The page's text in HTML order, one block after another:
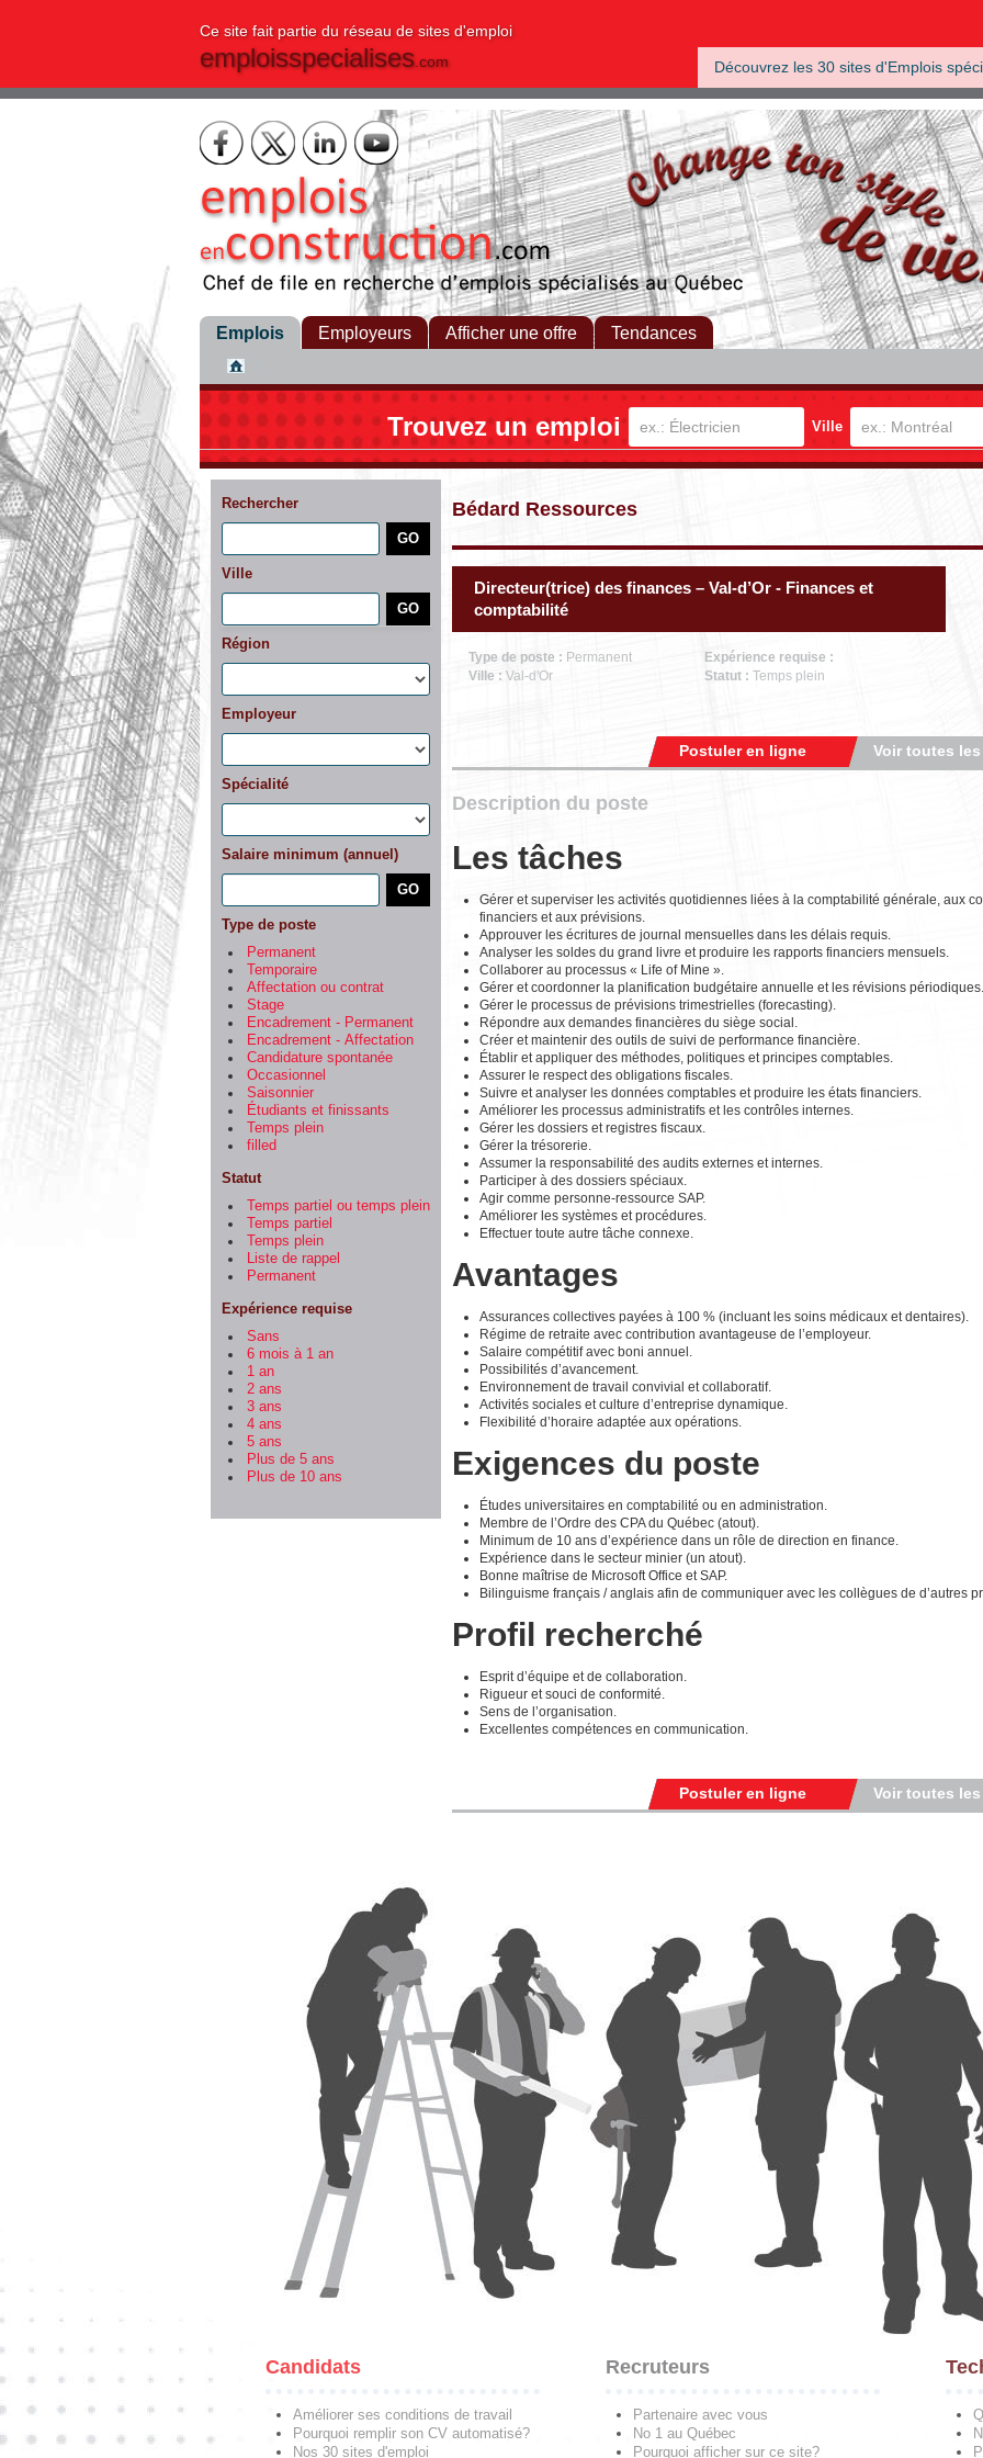
Ce site fait partie du réseau de sites d'emploi
emploisspecialises.com Découvrez les 30 sites d'Emplois
Emplois Employeurs Afficher une offre Tendances
Trouvez un emploi Ville
Rechercher
Ville
Région
Employeur
Spécialité
Salaire minimum (annuel)
Type de poste
Permanent
Temporaire
Affectation ou contrat
Stage
Encadrement - Permanent
Encadrement - Affectation
Candidature spontanée
Occasionnel
Saisonnier
Étudiants et finissants
Temps plein
filled
Statut
Temps partiel ou temps plein
Temps partiel
Temps plein
Liste de rappel
Permanent
Expérience requise
Sans
6 mois à 1 an
1 an
2 ans
3 ans
4 ans
5 ans
Plus de 5 ans
Plus de 10 ans
Bédard Ressources
Directeur(trice) des finances – Val-d’Or - Finances et
comptabilité
Type de poste : Permanent
Ville : Val-d'Or
Expérience requise :
Statut : Temps plein
Voir toutes
Postuler en ligne
Description du poste
Les tâches
Gérer et superviser les activités quotidiennes liées à la comptabilité générale, aux
financiers et aux prévisions.
Approuver les écritures de journal mensuelles dans les délais requis.
Analyser les soldes du grand livre et produire les rapports financiers mensuels.
Collaborer au processus « Life of Mine ».
Gérer et coordonner la planification budgétaire annuelle et les révisions périodiques.
Gérer le processus de prévisions trimestrielles (forecasting).
Répondre aux demandes financières du siège social.
Créer et maintenir des outils de suivi de performance financière.
Établir et appliquer des méthodes, politiques et principes comptables.
Assurer le respect des obligations fiscales.
Suivre et analyser les données comptables et produire les états financiers.
Améliorer les processus administratifs et les contrôles internes.
Gérer les dossiers et registres fiscaux.
Gérer la trésorerie.
Assumer la responsabilité des audits externes et internes.
Participer à des dossiers spéciaux.
Agir comme personne-ressource SAP.
Améliorer les systèmes et procédures.
Effectuer toute autre tâche connexe.
Avantages
Assurances collectives payées à 100 % (incluant les soins médicaux et dentaires).
Régime de retraite avec contribution avantageuse de l’employeur.
Salaire compétitif avec boni annuel.
Possibilités d’avancement.
Environnement de travail convivial et collaboratif.
Activités sociales et culture d’entreprise dynamique.
Flexibilité d’horaire adaptée aux opérations.
Exigences du poste
Études universitaires en comptabilité ou en administration.
Membre de l’Ordre des CPA du Québec (atout).
Minimum de 10 ans d’expérience dans un rôle de direction en finance.
Expérience dans le secteur minier (un atout).
Bonne maîtrise de Microsoft Office et SAP.
Bilinguisme français / anglais afin de communiquer avec les collègues de d’autres
Profil recherché
Esprit d’équipe et de collaboration.
Rigueur et souci de conformité.
Sens de l’organisation.
Excellentes compétences en communication.
Voir toutes
Postuler en ligne
Candidats
Améliorer ses conditions de travail
Pourquoi remplir son CV automatisé?
Nos 30 sites d'emploi
Recruteurs
Partenaire avec vous
No 1 au Québec
Pourquoi afficher sur ce site?